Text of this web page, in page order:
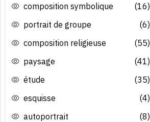
composition symbolique
(16)
portrait de groupe
(6)
composition religieuse
(55)
paysage
(41)
étude
(35)
esquisse
(4)
autoportrait
(8)